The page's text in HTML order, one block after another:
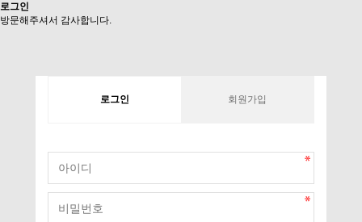
로그인
방문해주셔서 감사합니다.
로그인 회원가입